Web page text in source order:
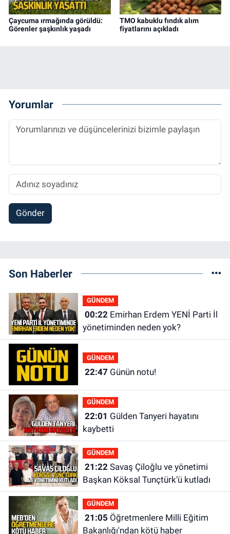
Çaycuma ırmağında görüldü:
Görenler şaşkınlık yaşadı
TMO kabuklu fındık alım
fiyatlarını açıkladı
Yorumlar
Gönder
Son Haberler
GÜNDEM
00:22Emirhan Erdem YENİ Parti İl
yönetiminden neden yok?
GÜNDEM
22:47 Günün notu!
GÜNDEM
22:01
kaybetti
GÜNDEM
21:22Savaş Çiloğlu ve yönetimi
Başkan Köksal Tunçtürk’ü kutladı
GÜNDEM
21:05
Bakanlığı'ndan kötü haber